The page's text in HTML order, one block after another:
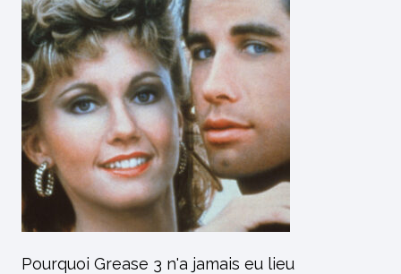
Pourquoi Grease 3 n'a jamais eu lieu